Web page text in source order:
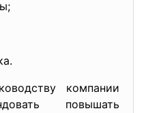
компании
повышать